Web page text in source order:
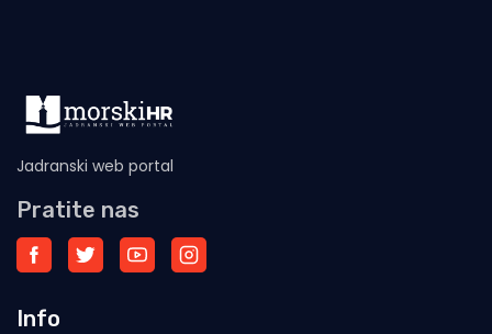
Jadranski web portal
Pratite nas
Info